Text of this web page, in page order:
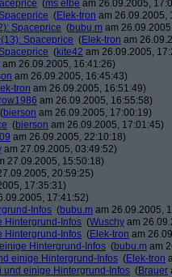
(ms elbe am 26.09.2005,
(Elek-tron am 26.09.2005,
Spaceprice (bubu.m am
Spaceprice (Elek-tron am
(kite42 am 26.09.2005,
am 26.09.2005, 16:41:26)
am 26.09.2005, 16:45:43)
tron am 26.09.2005, 16:51:49)
am 26.09.2005, 16:55:58)
(bierson am 26.09.2005, 17:00:19)
(bierson am 26.09.2005, 17:01:45)
am 26.09.2005, 22:10:18)
am 27.09.2005, 03:49:52)
27.09.2005, 15:50:18)
20:59:25)
17:35:31)
17:41:52)
Infos (bubu.m am 26.09.2005,
Hintergrund-Infos (Wuschy am
Hintergrund-Infos (Elek-tron am
Hintergrund-Infos (bubu.m am
einige Hintergrund-Infos (Elek-tron
und einige Hintergrund-Infos (Brauer